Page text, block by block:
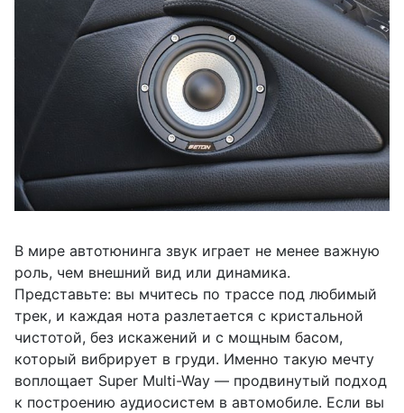
В мире автотюнинга звук играет не менее важную
роль, чем внешний вид или динамика.
Представьте: вы мчитесь по трассе под любимый
трек, и каждая нота разлетается с кристальной
чистотой, без искажений и с мощным басом,
который вибрирует в груди. Именно такую мечту
воплощает Super Multi-Way — продвинутый подход
к построению аудиосистем в автомобиле. Если вы